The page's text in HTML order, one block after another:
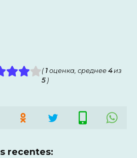
( 1 оценка, среднее4из
5)
recentes: